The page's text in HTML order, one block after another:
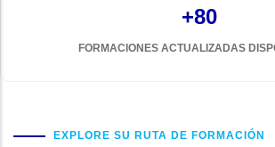
+80
FORMACIONES ACTUALIZADAS
EXPLORE SU RUTA DE FORMACIÓN